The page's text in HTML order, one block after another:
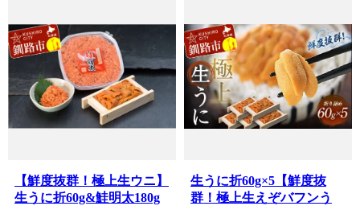
【鮮度抜群！極上生ウニ】
生うに折60g&鮭明太180g
生うに折60g×5【鮮度抜
群！極上生えぞバフンう